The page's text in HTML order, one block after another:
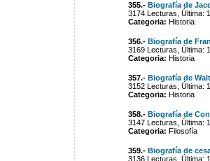
355.- Biografía de
3174 Lecturas, Última:
Categoria: Historia
356.- Biografía de
3169 Lecturas, Última:
Categoria: Historia
357.- Biografía de
3152 Lecturas, Última:
Categoria: Historia
358.- Biografía de
3147 Lecturas, Última:
Categoria: Filosofía
359.- Biografía de
3136 Lecturas, Última: